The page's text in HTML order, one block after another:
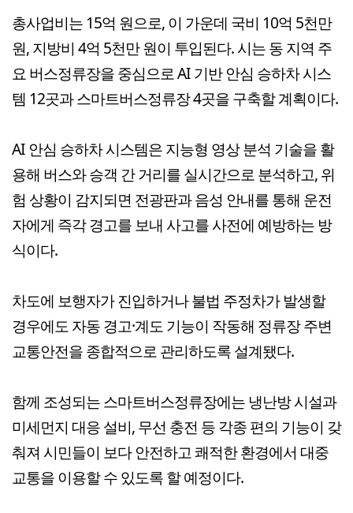
총사업비는 15억 원으로, 이 가운데 국비 10억 5천만
원, 지방비 4억 5천만 원이 투입된다. 시는 동 지역 주
요 버스정류장을 중심으로 AI 기반 안심 승하차 시스
템 12곳과 스마트버스정류장 4곳을 구축할 계획이다.
AI 안심 승하차 시스템은 지능형 영상 분석 기술을 활
용해 버스와 승객 간 거리를 실시간으로 분석하고, 위
험 상황이 감지되면 전광판과 음성 안내를 통해 운전
자에게 즉각 경고를 보내 사고를 사전에 예방하는 방
식이다.
차도에 보행자가 진입하거나 불법 주정차가 발생할
경우에도 자동 경고·계도 기능이 작동해 정류장 주변
교통안전을 종합적으로 관리하도록 설계됐다.
함께 조성되는 스마트버스정류장에는 냉난방 시설과
미세먼지 대응 설비, 무선 충전 등 각종 편의 기능이 갖
춰져 시민들이 보다 안전하고 쾌적한 환경에서 대중
교통을 이용할 수 있도록 할 예정이다.